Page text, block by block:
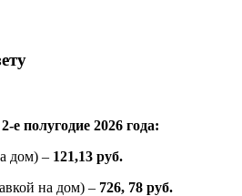
е полугодие 2026 года:
дом) – 121,13 руб.
на дом) – 726, 78 руб.